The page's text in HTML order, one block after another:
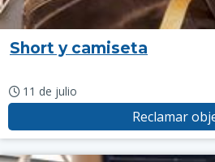
Short y camiseta
11 de julio
Reclamar